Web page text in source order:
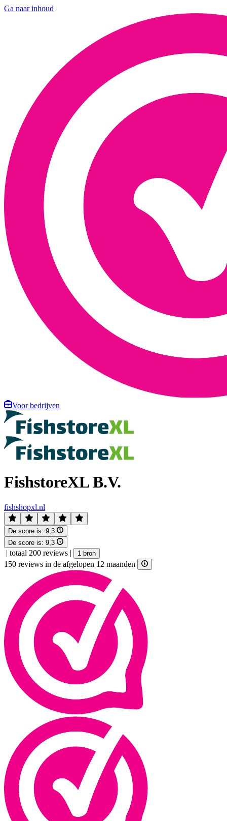
Ga naar inhoud
Voor bedrijven
FishstoreXL B.V.
fishshopxl.nl
De score is: 9,3
De score is: 9,3
| totaal 200 reviews | 1 bron
150 reviews in de afgelopen 12 maanden